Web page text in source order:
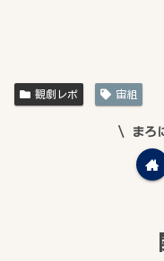
観劇レポ 宙組
まろ